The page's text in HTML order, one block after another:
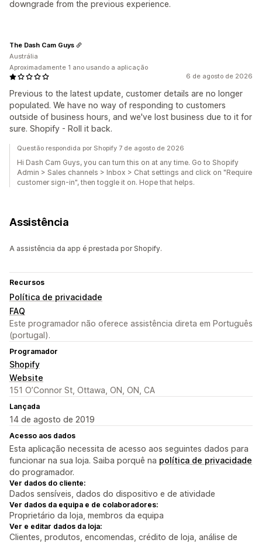
downgrade from the previous experience.
6 de agosto de 2026
Previous to the latest update, customer details are no longer
populated. We have no way of responding to customers
outside of business hours, and we've lost business due to it for
sure. Shopify - Roll it back.
The Dash Cam Guys
Austrália
Aproximadamente 1 ano usando a aplicação
Questão respondida por Shopify 7 de agosto de 2026
Hi Dash Cam Guys, you can turn this on at any time. Go to Shopify
Admin > Sales channels > Inbox > Chat settings and click on "Require
customer sign-in", then toggle it on. Hope that helps.
Assistência
A assistência da app é prestada por Shopify.
Recursos
Política de privacidade
FAQ
Este programador não oferece assistência direta em Português
(portugal).
Programador
Shopify
Website
151 O’Connor St, Ottawa, ON, ON, CA
Lançada
14 de agosto de 2019
Acesso aos dados
Esta aplicação necessita de acesso aos seguintes dados para
funcionar na sua loja. Saiba porquê na política de privacidade
do programador.
Ver dados do cliente:
Dados sensíveis, dados do dispositivo e de atividade
Ver dados da equipa e de colaboradores:
Proprietário da loja, membros da equipa
Ver e editar dados da loja:
Clientes, produtos, encomendas, crédito de loja, análise de